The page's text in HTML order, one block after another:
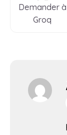
Demander à
Groq